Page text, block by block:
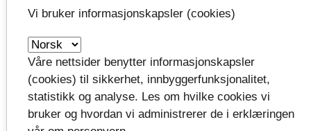
Vi bruker informasjonskapsler (cookies)
Våre nettsider benytter informasjonskapsler
(cookies) til sikkerhet, innbyggerfunksjonalitet,
statistikk og analyse. Les om hvilke cookies vi
bruker og hvordan vi administrerer de i erklæringen